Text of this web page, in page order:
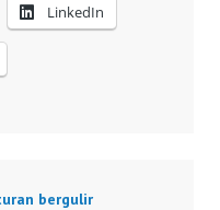
LinkedIn
bergulir